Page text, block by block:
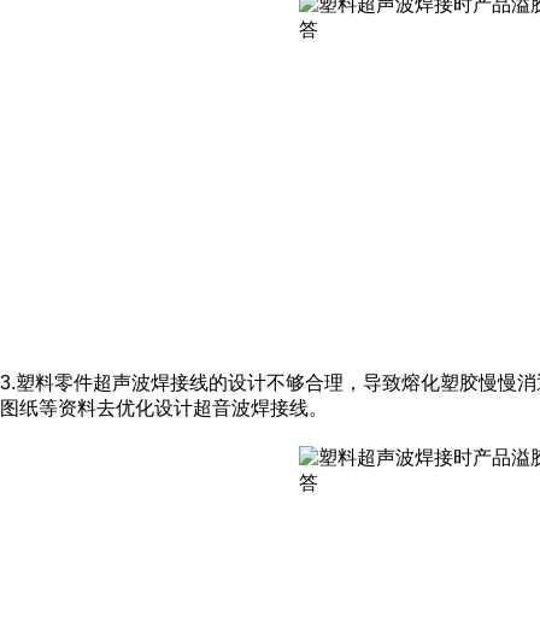
3.塑料零件超声波焊接线的设计不够合理，导致熔化塑胶慢慢
图纸等资料去优化设计超音波焊接线。